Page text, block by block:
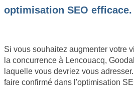
optimisation SEO efficace.
Si vous souhaitez augmenter votre
la concurrence à Lencouacq,
laquelle vous devriez vous
faire confirmé dans l'optimisation